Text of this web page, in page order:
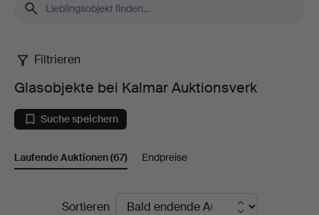
Glasobjekte
bei
Kalmar
Auktionsverk
Filtrieren
Glasobjekte bei Kalmar Auktionsverk
Suche speichern
Laufende Auktionen(67) Endpreise
LaufendeSortieren